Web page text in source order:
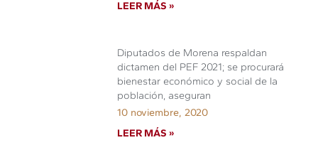
LEER MÁS »
Diputados de Morena respaldan
dictamen del PEF 2021; se procurará
bienestar económico y social de la
población, aseguran
10 noviembre, 2020
LEER MÁS »